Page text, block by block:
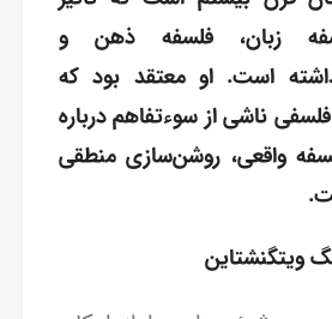
زبان، فلسفه ذهن و
است. او معتقد بود که
ناشی از سوءتفاهم درباره
واقعی، روشن‌سازی منطقی
ویتگنشتاین